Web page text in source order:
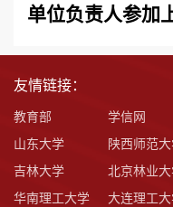
单位负责人参加
友情链接：
教育部 学信网
山东大学
陕西师范
吉林大学
北京林业
华南理工大学
大连理工